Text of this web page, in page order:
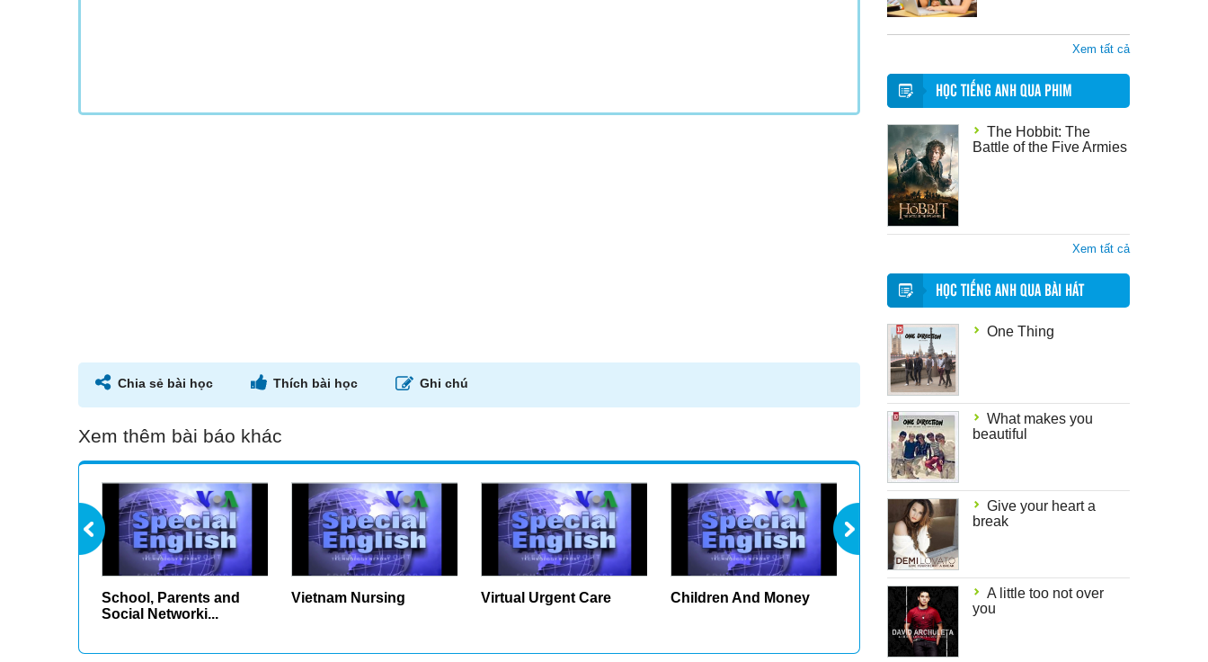
Chia sẻ bài học Thích bài học Ghi chú
Xem thêm bài báo khác
School, Parents and
Social Networki...
Vietnam Nursing Virtual Urgent Care Children And Money Corn, Food Vs Fuel Ebola, Uganda
Xem tất cả
HỌC TIẾNG ANH QUA PHIM
The Hobbit: The
Battle of the Five Armies
Xem tất cả
HỌC TIẾNG ANH QUA BÀI HÁT
One Thing
What makes you
beautiful
Give your heart a
break
A little too not over
you